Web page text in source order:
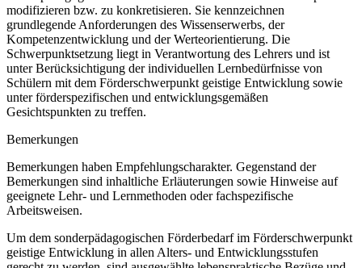
modifizieren bzw. zu konkretisieren. Sie kennzeichnen
grundlegende Anforderungen des Wissenserwerbs, der
Kompetenzentwicklung und der Werteorientierung. Die
Schwerpunktsetzung liegt in Verantwortung des Lehrers und ist
unter Berücksichtigung der individuellen Lernbedürfnisse von
Schülern mit dem Förderschwerpunkt geistige Entwicklung sowie
unter förderspezifischen und entwicklungsgemäßen
Gesichtspunkten zu treffen.
Bemerkungen
Bemerkungen haben Empfehlungscharakter. Gegenstand der
Bemerkungen sind inhaltliche Erläuterungen sowie Hinweise auf
geeignete Lehr- und Lernmethoden oder fachspezifische
Arbeitsweisen.
Um dem sonderpädagogischen Förderbedarf im Förderschwerpunkt
geistige Entwicklung in allen Alters- und Entwicklungsstufen